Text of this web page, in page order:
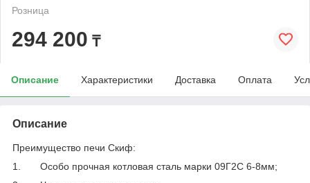
Розница
294 200 ₸
Описание Характеристики Доставка Оплата
Описание
Преимущество печи Скиф:
1. Особо прочная котловая сталь марки 09Г2С 6-8мм;